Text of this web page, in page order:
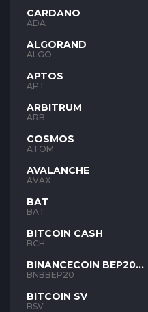
CARDANO
ADA
ALGORAND
ALGO
APTOS
APT
ARBITRUM
ARB
COSMOS
ATOM
AVALANCHE
AVAX
BAT
BAT
BITCOIN CASH
BCH
BINANCECOIN BEP20
BNB
BNBBEP20
BITCOIN SV
BSV